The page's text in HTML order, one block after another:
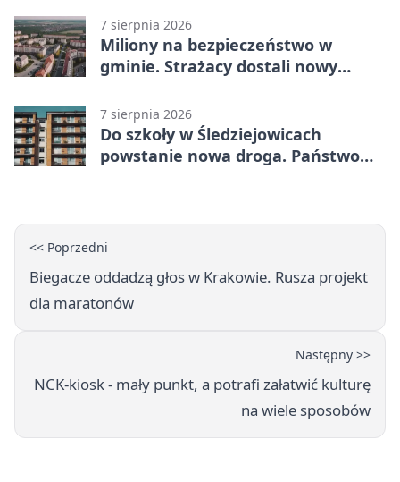
7 sierpnia 2026
Miliony na bezpieczeństwo w
gminie. Strażacy dostali nowy
7 sierpnia 2026
Do szkoły w Śledziejowicach
powstanie nowa droga. Państwo
<< Poprzedni
Biegacze oddadzą głos w Krakowie. Rusza projekt
dla maratonów
Następny >>
NCK-kiosk - mały punkt, a potrafi załatwić kulturę
na wiele sposobów